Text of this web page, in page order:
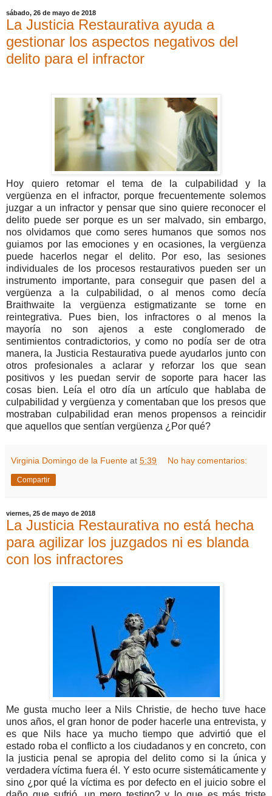
sábado, 26 de mayo de 2018
La Justicia Restaurativa ayuda a
gestionar los aspectos negativos del
delito para el infractor
Hoy quiero retomar el tema de la culpabilidad y la
vergüenza en el infractor, porque frecuentemente solemos
juzgar a un infractor y pensar que sino quiere reconocer el
delito puede ser porque es un ser malvado, sin embargo,
nos olvidamos que como seres humanos que somos nos
guiamos por las emociones y en ocasiones, la vergüenza
puede hacerlos negar el delito. Por eso, las sesiones
individuales de los procesos restaurativos pueden ser un
instrumento importante, para conseguir que pasen del a
vergüenza a la culpabilidad, o al menos como decía
Braithwaite la vergüenza estigmatizante se torne en
reintegrativa. Pues bien, los infractores o al menos la
mayoría no son ajenos a este conglomerado de
sentimientos contradictorios, y como no podía ser de otra
manera, la Justicia Restaurativa puede ayudarlos junto con
otros profesionales a aclarar y reforzar los que sean
positivos y les puedan servir de soporte para hacer las
cosas bien. Leía el otro día un artículo que hablaba de
culpabilidad y vergüenza y comentaban que los presos que
mostraban culpabilidad eran menos propensos a reincidir
que aquellos que sentían vergüenza ¿Por qué?
Virginia Domingo de la Fuente at 5:39 No hay comentarios:
Compartir
viernes, 25 de mayo de 2018
La Justicia Restaurativa no está hecha
para agilizar los juzgados ni es blanda
con los infractores
Me gusta mucho leer a Nils Christie, de hecho tuve hace
unos años, el gran honor de poder hacerle una entrevista, y
es que Nils hace ya mucho tiempo que advirtió que el
estado roba el conflicto a los ciudadanos y en concreto, con
la justicia penal se apropia del delito como si la única y
verdadera víctima fuera él. Y esto ocurre sistemáticamente y
sino ¿por qué la víctima es por defecto en el juicio sobre el